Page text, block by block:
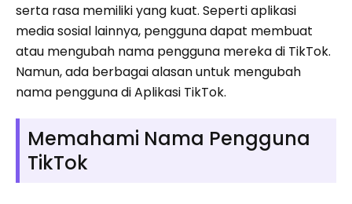
serta rasa memiliki yang kuat. Seperti aplikasi
media sosial lainnya, pengguna dapat membuat
atau mengubah nama pengguna mereka di TikTok.
Namun, ada berbagai alasan untuk mengubah
nama pengguna di Aplikasi TikTok.
Memahami Nama Pengguna
TikTok